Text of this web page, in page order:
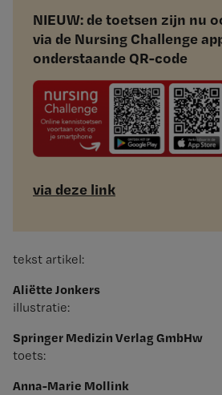
NIEUW: de toetsen zijn nu
via de Nursing Challenge
onderstaande QR-code
via deze link
tekst artikel:
Aliëtte Jonkers
illustratie:
Springer Medizin Verlag GmbHw
toets:
Anna-Marie Mollink